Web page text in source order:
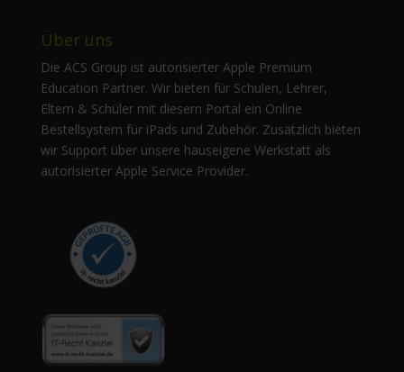
Über uns
Die ACS Group ist autorisierter Apple Premium
Education Partner. Wir bieten für Schulen, Lehrer,
Eltern & Schüler mit diesem Portal ein Online
Bestellsystem für iPads und Zubehör. Zusätzlich bieten
wir Support über unsere hauseigene Werkstatt als
autorisierter Apple Service Provider.